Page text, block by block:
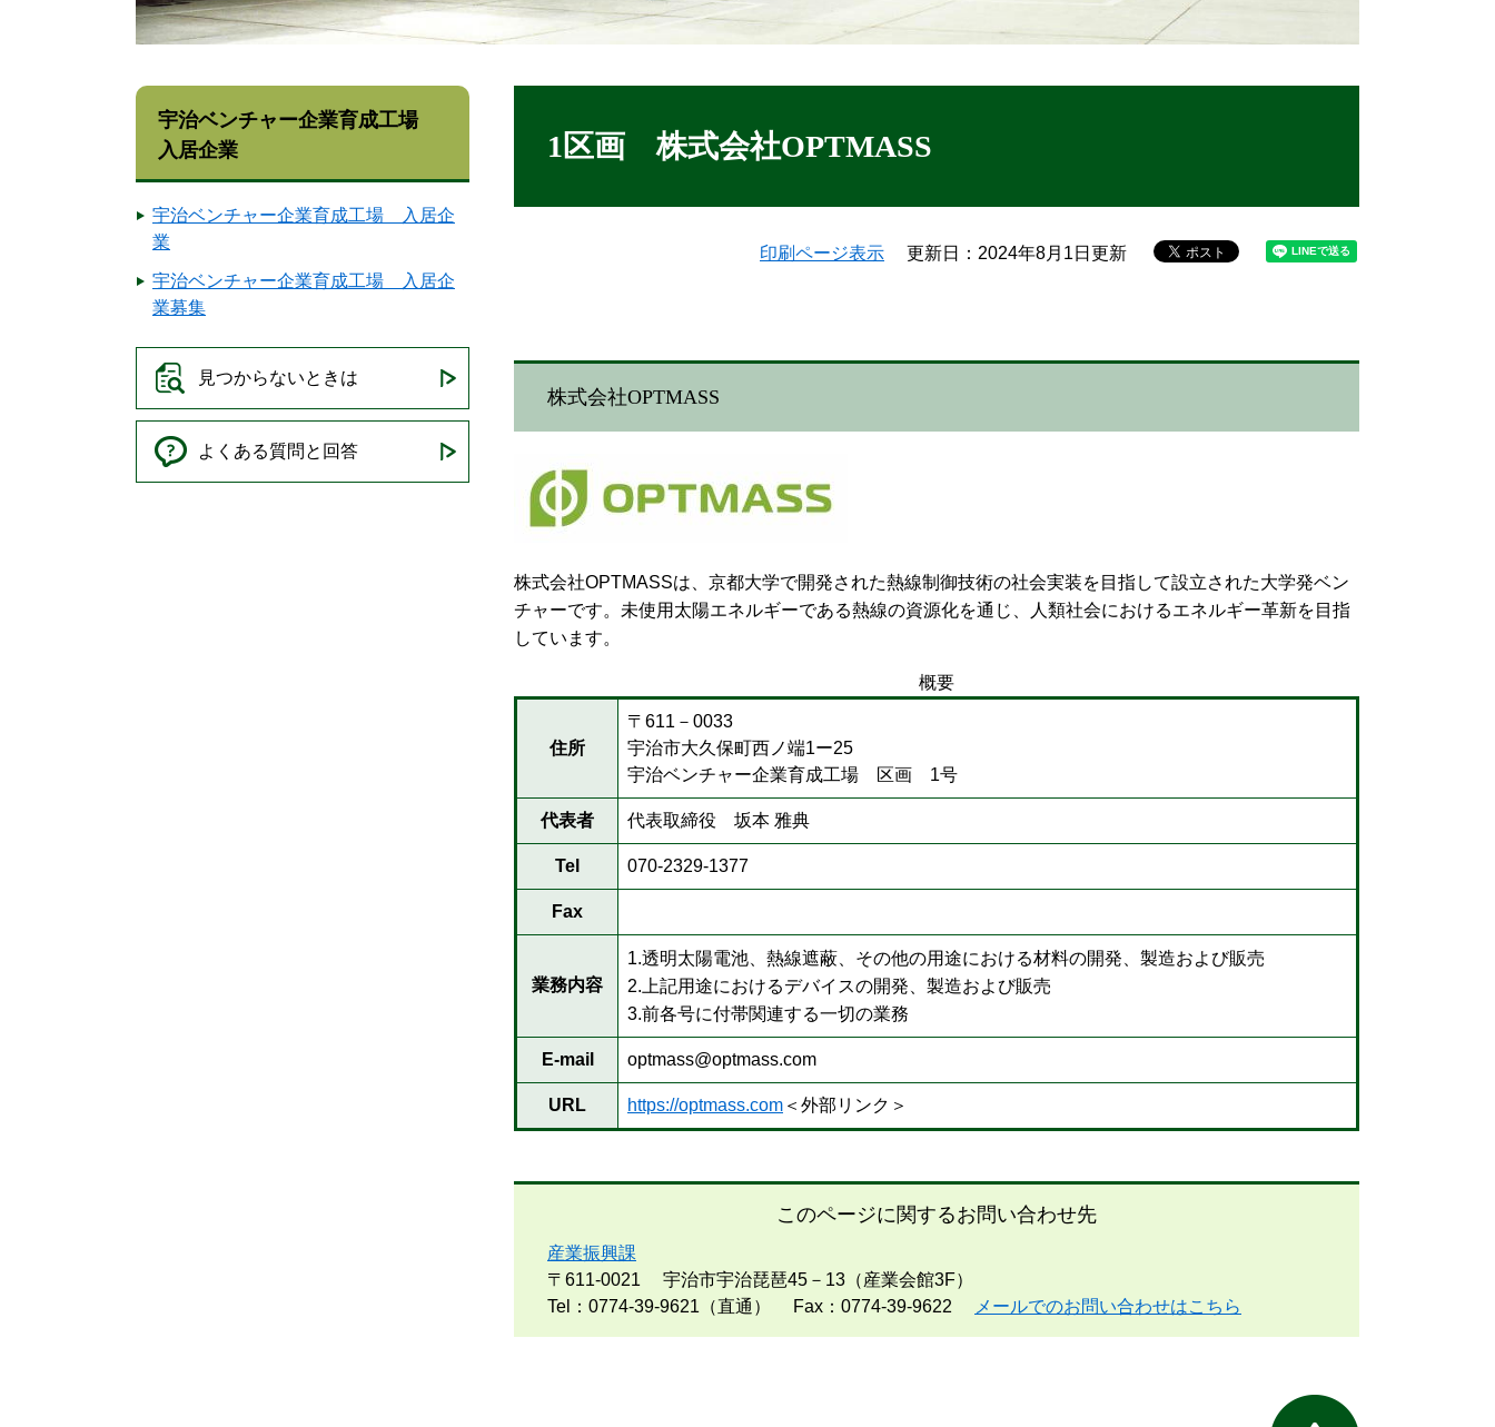
1区画 株式会社OPTMASS
印刷ページ表示 更新日：2024年8月1日更新
株式会社OPTMASS
株式会社OPTMASSは、京都大学で開発された熱線制御技術の社会実装を目指して設立された大学発ベン
チャーです。未使用太陽エネルギーである熱線の資源化を通じ、人類社会におけるエネルギー革新を目指
しています。
概要
住所
〒611－0033
宇治市大久保町西ノ端1ー25
宇治ベンチャー企業育成工場 区画 1号
代表者 代表取締役 坂本 雅典
Tel 070-2329-1377
Fax
業務内容
1.透明太陽電池、熱線遮蔽、その他の用途における材料の開発、製造および販売
2.上記用途におけるデバイスの開発、製造および販売
3.前各号に付帯関連する一切の業務
E-mail optmass@optmass.com
URL https://optmass.com ＜外部リンク＞
このページに関するお問い合わせ先
産業振興課
〒611-0021
宇治市宇治琵琶45－13（産業会館3F）
Tel：0774-39-9621（直通）
Fax：0774-39-9622 メールでのお問い合わせはこちら
宇治ベンチャー企業育成工場
入居企業
宇治ベンチャー企業育成工場 入居企
業
宇治ベンチャー企業育成工場 入居企
業募集
見つからないときは
よくある質問と回答